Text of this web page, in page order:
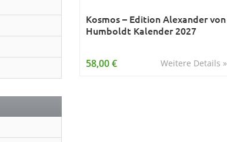
Kosmos – Edition Alexander von
Humboldt Kalender 2027
Weitere Details »
58,00 €